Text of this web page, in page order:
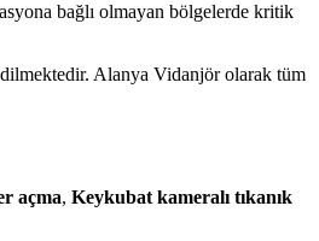
bağlı olmayan bölgelerde kritik
Alanya Vidanjör olarak tüm
açma, Keykubat kameralı tıkanık